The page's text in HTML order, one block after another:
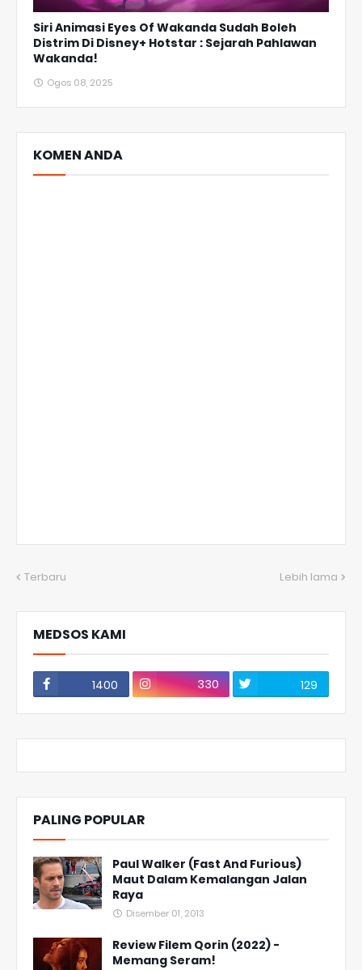
Siri Animasi Eyes Of Wakanda Sudah Boleh
Distrim Di Disney+ Hotstar : Sejarah Pahlawan
Wakanda!
Ogos 08, 2025
KOMEN ANDA
Terbaru Lebih lama
MEDSOS KAMI
1400 330 129
PALING POPULAR
Paul Walker (Fast And Furious)
Maut Dalam Kemalangan Jalan
Raya
Disember 01, 2013
Review Filem Qorin (2022) -
Memang Seram!